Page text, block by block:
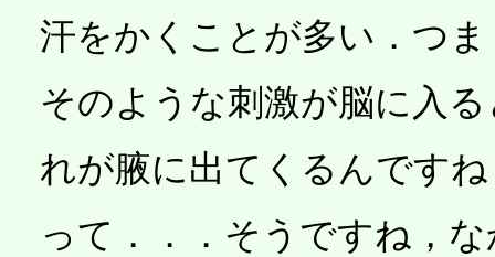
汗をかくことが多い．つ
そのような刺激が脳に入
れが腋に出てくるんです
って．．．そうですね，